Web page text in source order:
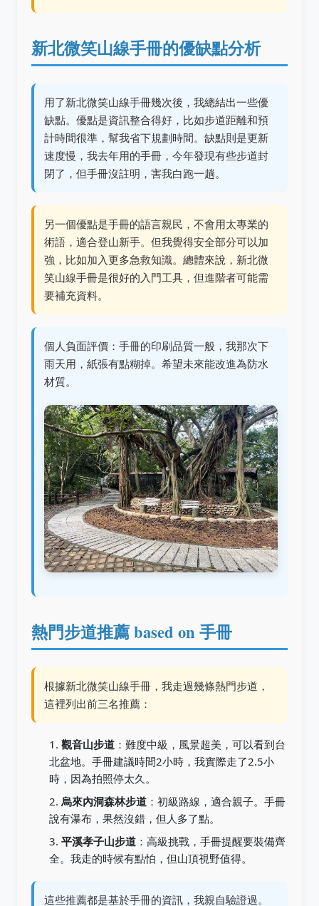
新北微笑山線手冊的優缺點分析
用了新北微笑山線手冊幾次後，我總結出一些優
缺點。優點是資訊整合得好，比如步道距離和預
計時間很準，幫我省下規劃時間。缺點則是更新
速度慢，我去年用的手冊，今年發現有些步道封
閉了，但手冊沒註明，害我白跑一趟。
另一個優點是手冊的語言親民，不會用太專業的
術語，適合登山新手。但我覺得安全部分可以加
強，比如加入更多急救知識。總體來說，新北微
笑山線手冊是很好的入門工具，但進階者可能需
要補充資料。
個人負面評價：手冊的印刷品質一般，我那次下
雨天用，紙張有點糊掉。希望未來能改進為防水
材質。
熱門步道推薦 based on 手冊
根據新北微笑山線手冊，我走過幾條熱門步道，
這裡列出前三名推薦：
觀音山步道 ：難度中級，風景超美，可以看到台
北盆地。手冊建議時間2小時，我實際走了2.5小
時，因為拍照停太久。
烏來內洞森林步道 ：初級路線，適合親子。手冊
說有瀑布，果然沒錯，但人多了點。
平溪孝子山步道 ：高級挑戰，手冊提醒要裝備齊
全。我走的時候有點怕，但山頂視野值得。
這些推薦都是基於手冊的資訊，我親自驗證過。